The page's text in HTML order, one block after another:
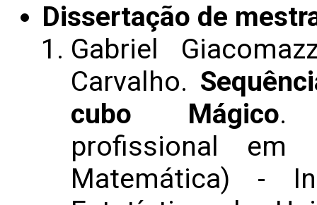
Dissertação de
Gabriel
Carvalho.
cubo Mágico.
profissional em
Matemática) -